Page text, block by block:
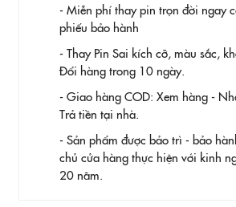
- Miễn phí thay pin trọn đời ngay
phiếu bảo hành
- Thay Pin Sai kích cỡ, màu sắc,
Đổi hàng trong 10 ngày.
- Giao hàng COD: Xem hàng -
Trả tiền tại nhà.
- Sản phẩm được bảo trì - bảo
chủ cửa hàng thực hiện với kinh
20 năm.